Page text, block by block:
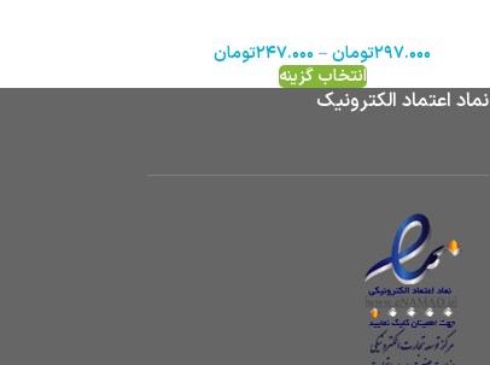
۲۹۷.۰۰۰تومان – ۲۴۷.۰۰۰تومان
انتخاب گزینه
نماد اعتماد الکترونیک